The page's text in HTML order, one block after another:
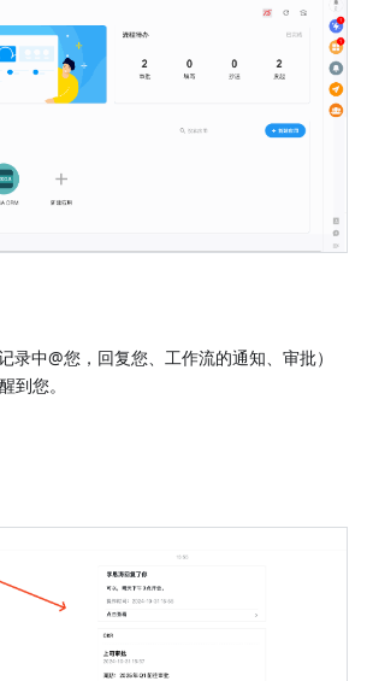
录中@您，回复您、工作流的通知、审批）
到您。